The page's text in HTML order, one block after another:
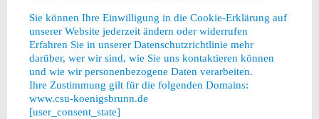
Sie können Ihre Einwilligung in die Cookie-Erklärung auf
unserer Website jederzeit ändern oder widerrufen
Erfahren Sie in unserer Datenschutzrichtlinie mehr
darüber, wer wir sind, wie Sie uns kontaktieren können
und wie wir personenbezogene Daten verarbeiten.
Ihre Zustimmung gilt für die folgenden Domains:
www.csu-koenigsbrunn.de
[user_consent_state]